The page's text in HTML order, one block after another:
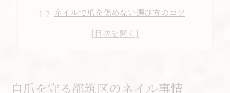
ネイルで爪を傷めない選び方のコツ
都筑区で人気の自爪育成ネイル特集
ネイルで叶える健康美の秘訣とは
自爪を守る都筑区のネイル事情